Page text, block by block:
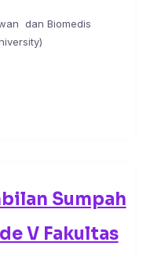
dan Biomedis
Sumpah
V Fakultas